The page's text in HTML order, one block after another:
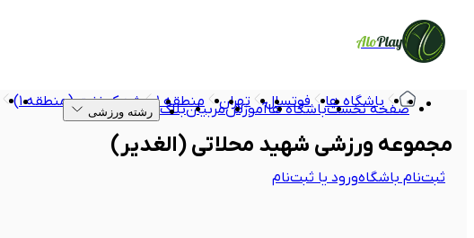
AloPlay
صفحه نخستباشگاه هاآموزشمربیانبلاگ رشته ورزشی
ثبت‌نام باشگاهورود یا ثبت‌نام
باشگاه ها فوتسال تهران منطقه ۱ شهرک نفت (منطقه ۱)
مجموعه ورزشی شهید محلاتی (الغدیر)